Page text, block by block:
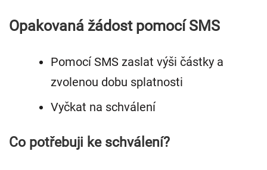
Opakovaná žádost pomocí SMS
Pomocí SMS zaslat výši částky a
zvolenou dobu splatnosti
Vyčkat na schválení
Co potřebuji ke schválení?